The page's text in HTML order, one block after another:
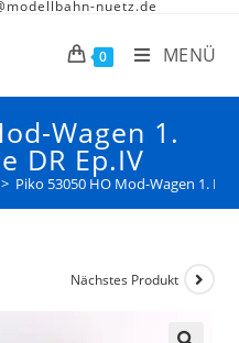
nuetz.de
0 MENÜ
Wagen 1.
DR Ep.IV
> Piko 53050 HO Mod-Wagen 1.
Nächstes Produkt